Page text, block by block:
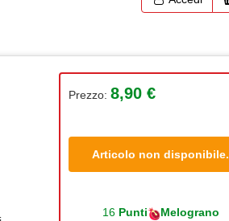
Prezzo: 8,90 €
Articolo non disponibile.
16 Punti Melograno